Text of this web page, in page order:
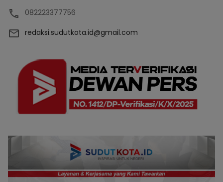
082223377756
redaksi.sudutkota.id@gmail.com